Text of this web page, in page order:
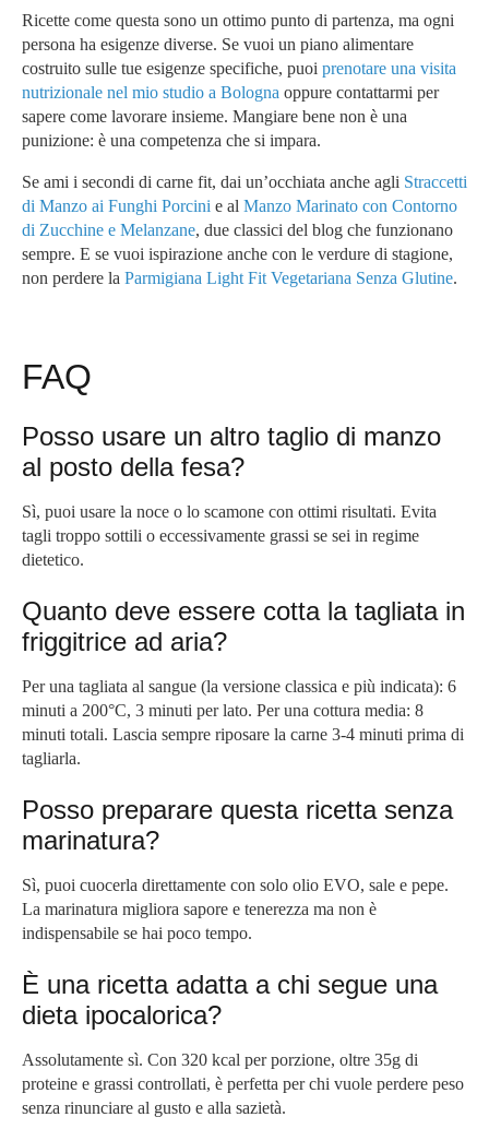
Ricette come questa sono un ottimo punto di partenza, ma ogni
persona ha esigenze diverse. Se vuoi un piano alimentare
costruito sulle tue esigenze specifiche, puoi prenotare una visita
nutrizionale nel mio studio a Bologna oppure contattarmi per
sapere come lavorare insieme. Mangiare bene non è una
punizione: è una competenza che si impara.
Se ami i secondi di carne fit, dai un’occhiata anche agli Straccetti
di Manzo ai Funghi Porcini e al Manzo Marinato con Contorno
di Zucchine e Melanzane, due classici del blog che funzionano
sempre. E se vuoi ispirazione anche con le verdure di stagione,
non perdere la Parmigiana Light Fit Vegetariana Senza Glutine.
FAQ
Posso usare un altro taglio di manzo
al posto della fesa?
Sì, puoi usare la noce o lo scamone con ottimi risultati. Evita
tagli troppo sottili o eccessivamente grassi se sei in regime
dietetico.
Quanto deve essere cotta la tagliata in
friggitrice ad aria?
Per una tagliata al sangue (la versione classica e più indicata): 6
minuti a 200°C, 3 minuti per lato. Per una cottura media: 8
minuti totali. Lascia sempre riposare la carne 3-4 minuti prima di
tagliarla.
Posso preparare questa ricetta senza
marinatura?
Sì, puoi cuocerla direttamente con solo olio EVO, sale e pepe.
La marinatura migliora sapore e tenerezza ma non è
indispensabile se hai poco tempo.
È una ricetta adatta a chi segue una
dieta ipocalorica?
Assolutamente sì. Con 320 kcal per porzione, oltre 35g di
proteine e grassi controllati, è perfetta per chi vuole perdere peso
senza rinunciare al gusto e alla sazietà.